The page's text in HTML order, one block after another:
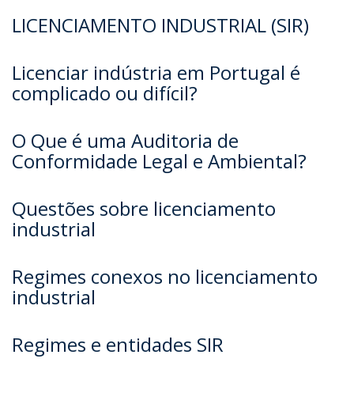
LICENCIAMENTO INDUSTRIAL (SIR)
Licenciar indústria em Portugal é
complicado ou difícil?
O Que é uma Auditoria de
Conformidade Legal e Ambiental?
Questões sobre licenciamento
industrial
Regimes conexos no licenciamento
industrial
Regimes e entidades SIR